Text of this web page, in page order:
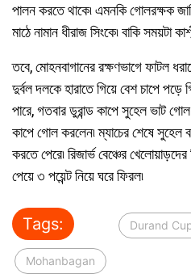
পালন করতে থাকে৷ এমনকি গোলরক্ষক
মাঠে নামান ধীরাজ সিংকে৷ বাকি সময়টা
তবে, মোহনবাগানের রক্ষণভাগে ফাটল
দুর্বল দলকে হারাতে গিয়ে বেশ চাপে পড়ে
পারে, গতবার ডুরান্ড কাপে সুহেল ভাট
কাপে গোল করলেন৷ ম্যাচের শেষে
করতে পেরে৷ রিজার্ভ বেঞ্চের
পেয়ে ৩ পয়েন্ট নিয়ে ঘরে ফিরল৷
Tags: Durand
Mohanbagan